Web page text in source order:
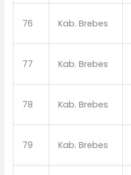
76 Kab. Brebes
77 Kab. Brebes
78 Kab. Brebes
79 Kab. Brebes